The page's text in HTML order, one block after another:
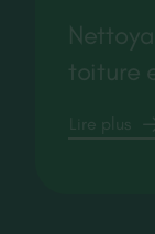
toiture
Lire plus